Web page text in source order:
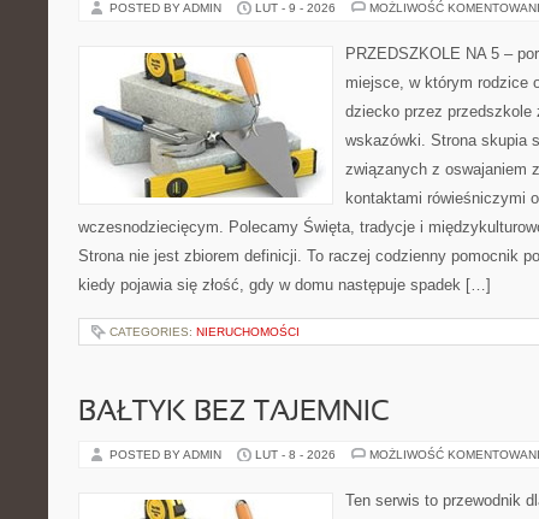
POSTED BY ADMIN LUT - 9 - 2026 MOŻLIWOŚĆ
PRZEDSZKOLE NA 5 –
miejsce, w którym rodzice
dziecko przez przedszkole
wskazówki. Strona skupia
związanych z oswajaniem
kontaktami rówieśniczymi
wczesnodziecięcym. Polecamy Święta, tradycje i
Strona nie jest zbiorem definicji. To raczej codzienny pomocnik
kiedy pojawia się złość, gdy w domu następuje spadek […]
CATEGORIES: NIERUCHOMOŚCI
BAŁTYK BEZ TAJEMNIC
POSTED BY ADMIN LUT - 8 - 2026 MOŻLIWOŚĆ
Ten serwis to przewodnik